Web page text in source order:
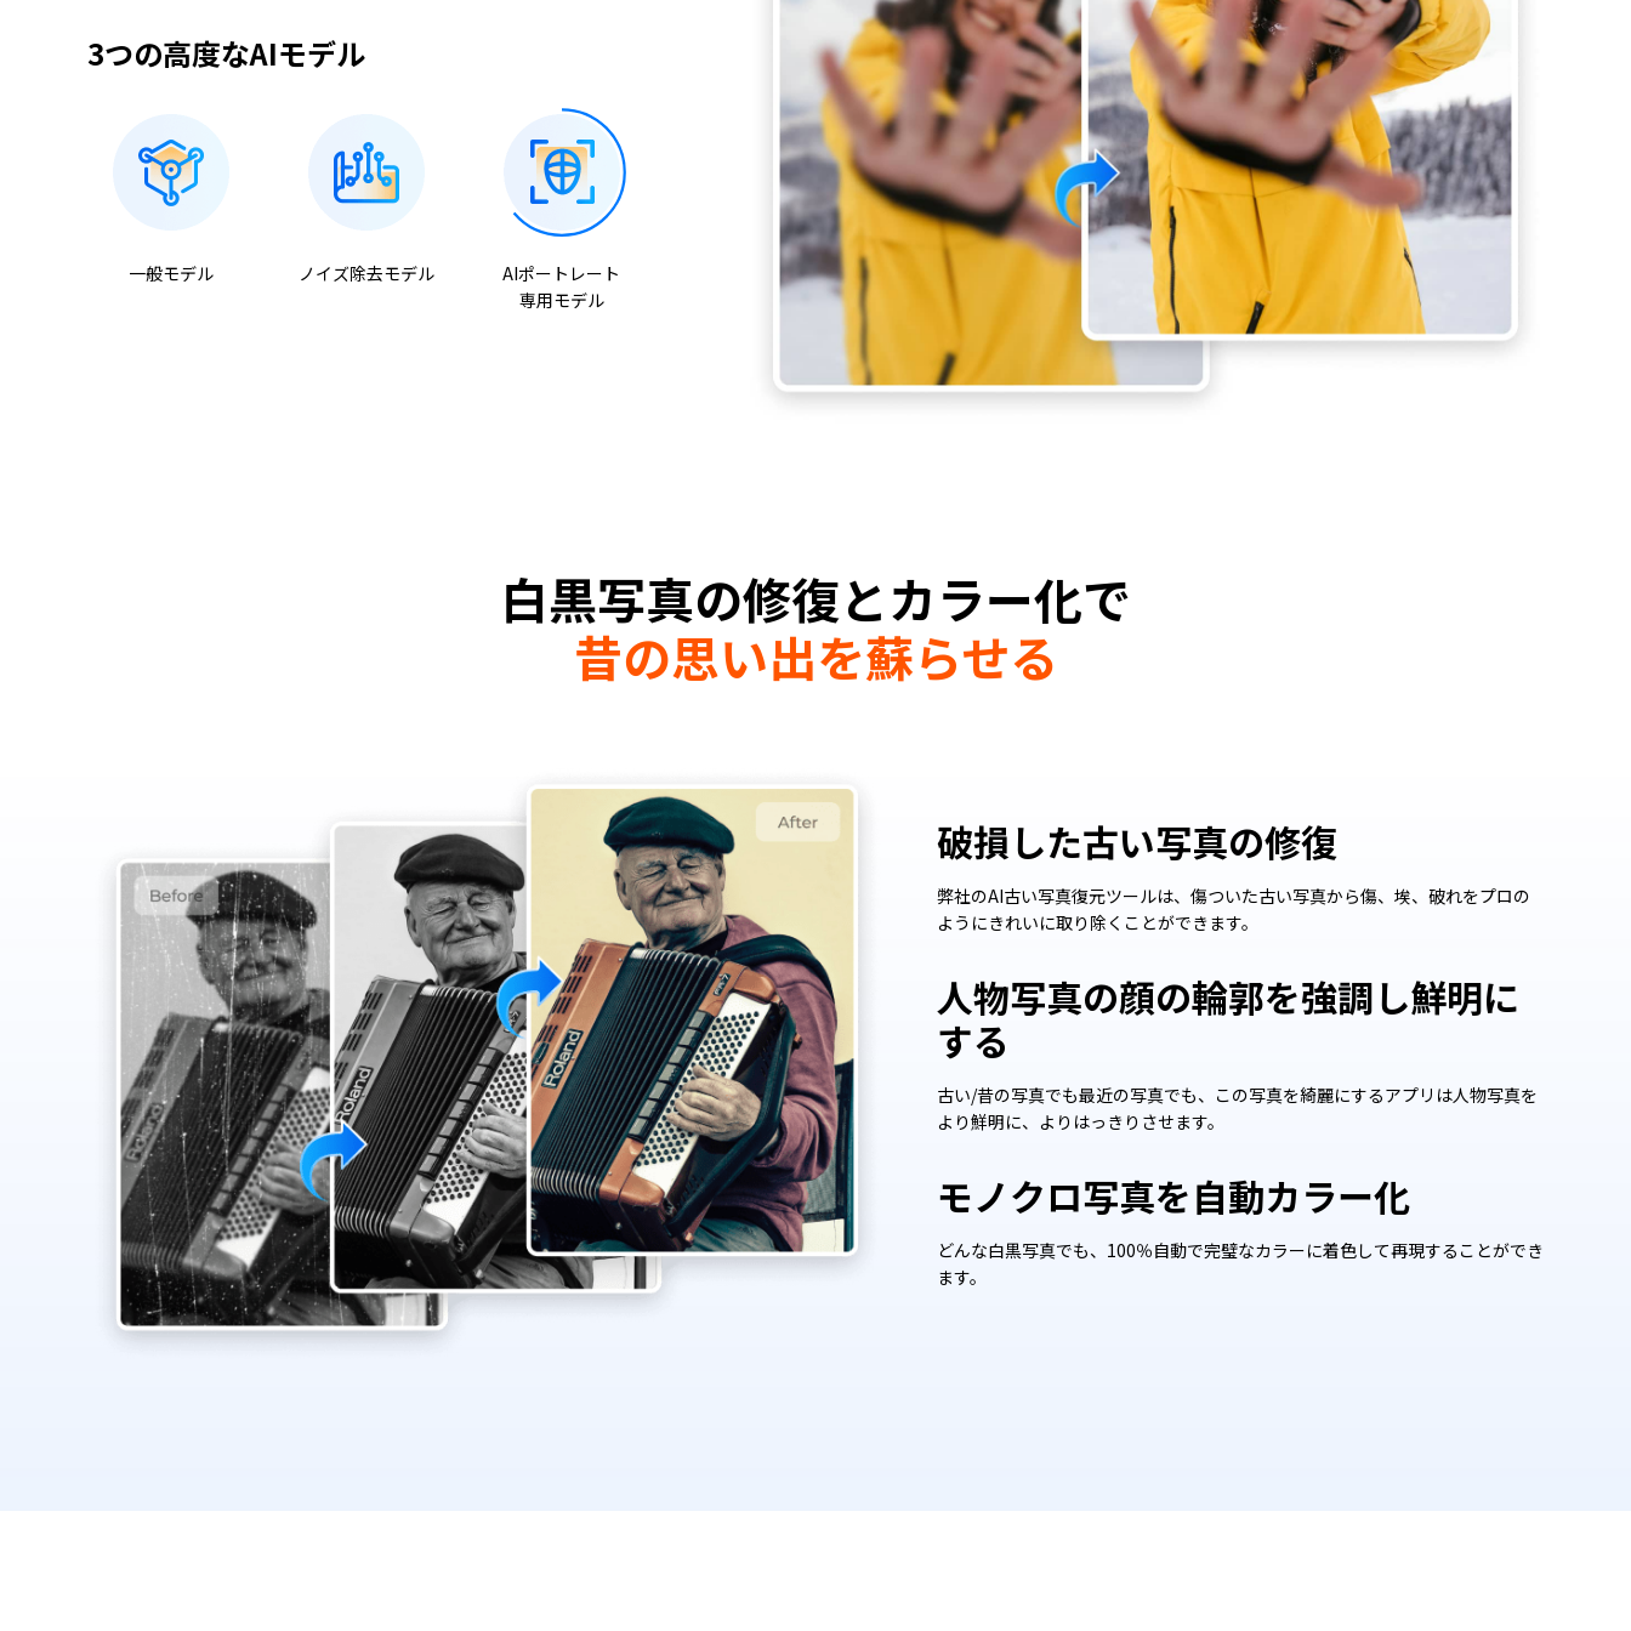
3つの高度なAIモデル
一般モデル ノイズ除去モデル
AIポートレート
専用モデル
白黒写真の修復とカラー化で
昔の思い出を蘇らせる
破損した古い写真の修復
弊社のAI古い写真復元ツールは、傷ついた古い写真から傷、埃、破れをプロの
ようにきれいに取り除くことができます。
人物写真の顔の輪郭を強調し鮮明に
する
古い/昔の写真でも最近の写真でも、この写真を綺麗にするアプリは人物写真を
より鮮明に、よりはっきりさせます。
モノクロ写真を自動カラー化
どんな白黒写真でも、100％自動で完璧なカラーに着色して再現することができ
ます。